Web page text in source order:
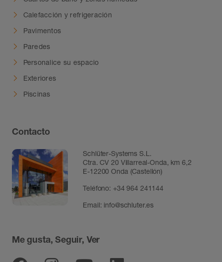
Calefacción y refrigeración
Pavimentos
Paredes
Personalice su espacio
Exteriores
Piscinas
Contacto
Schlüter-Systems S.L.
Ctra. CV 20 Villarreal-Onda, km 6,2
E-12200 Onda (Castellón)
Teléfono: +34 964 241144
Email: info@schluter.es
Me gusta, Seguir, Ver